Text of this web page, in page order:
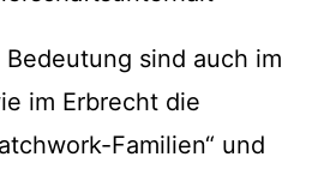
sind auch im
im Erbrecht die
Familien“ und